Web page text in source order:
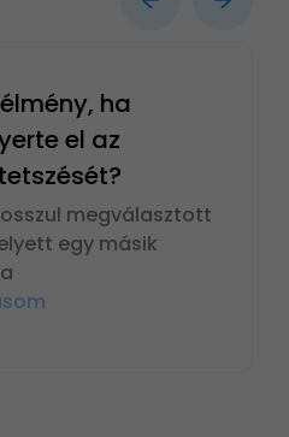
ha
el az
megválasztott
egy másik